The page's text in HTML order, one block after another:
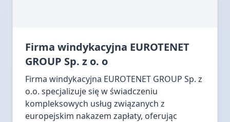
Firma windykacyjna EUROTENET
GROUP Sp. z o. o
Firma windykacyjna EUROTENET GROUP Sp. z
o.o. specjalizuje się w świadczeniu
kompleksowych usług związanych z
europejskim nakazem zapłaty, oferując